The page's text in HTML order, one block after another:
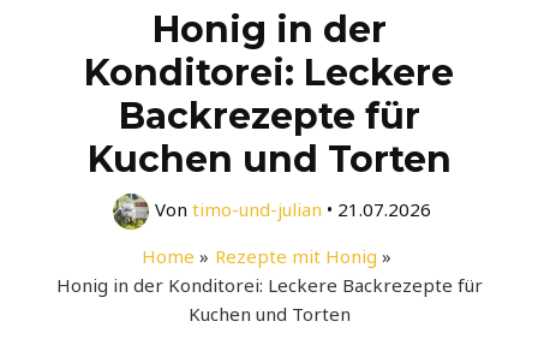
Honig in der
Konditorei: Leckere
Backrezepte für
Kuchen und Torten
Von timo-und-julian • 21.07.2026
Home
Rezepte mit Honig
Honig in der Konditorei: Leckere Backrezepte für
Kuchen und Torten